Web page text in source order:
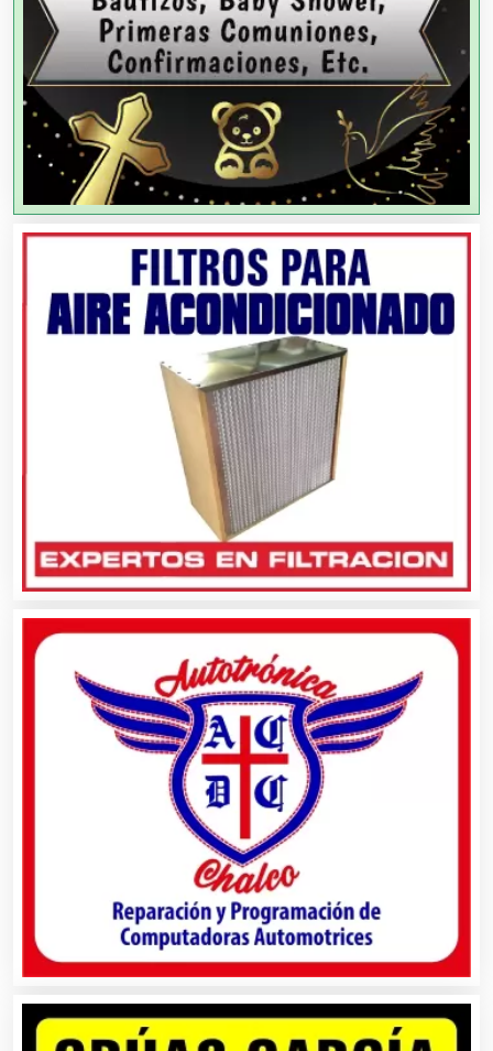
Agencias de Publicidad
Agencias de Viajes
Agricultores
Agricultura y Ganadería
Agua Purificada
Aire Acondicionado
Albercas
Alimentos
Almacenaje
Alquiler de Autos
Alquiler de Equipos para Fiestas
Alquiler de Sillas y Mesas